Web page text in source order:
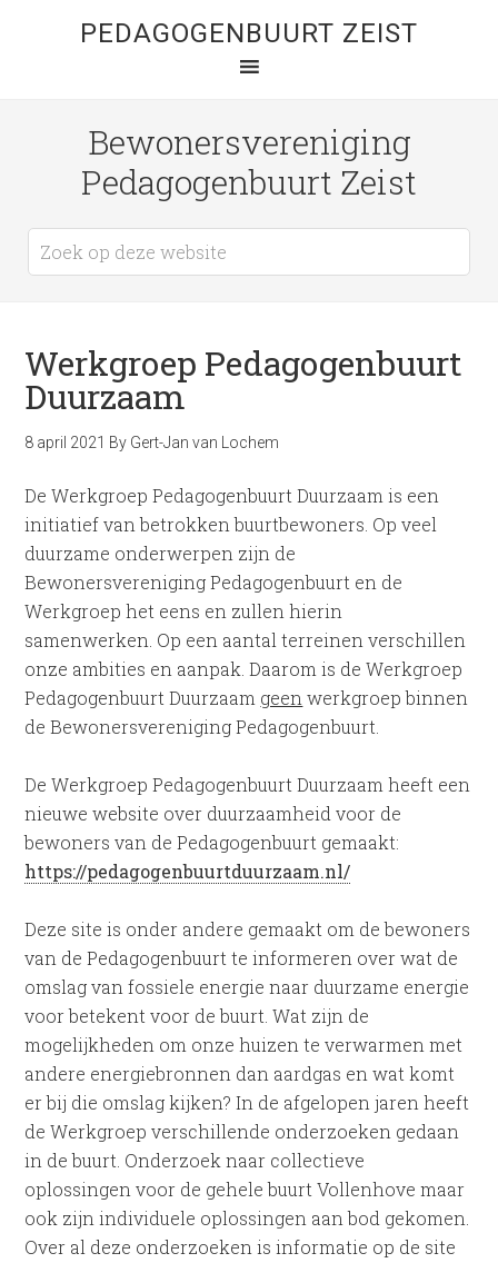
PEDAGOGENBUURT ZEIST
Bewonersvereniging
Pedagogenbuurt Zeist
Werkgroep Pedagogenbuurt
Duurzaam
8 april 2021 By Gert-Jan van Lochem
De Werkgroep Pedagogenbuurt Duurzaam is een
initiatief van betrokken buurtbewoners. Op veel
duurzame onderwerpen zijn de
Bewonersvereniging Pedagogenbuurt en de
Werkgroep het eens en zullen hierin
samenwerken. Op een aantal terreinen verschillen
onze ambities en aanpak. Daarom is de Werkgroep
Pedagogenbuurt Duurzaam geen werkgroep binnen
de Bewonersvereniging Pedagogenbuurt.
De Werkgroep Pedagogenbuurt Duurzaam heeft een
nieuwe website over duurzaamheid voor de
bewoners van de Pedagogenbuurt gemaakt:
https://pedagogenbuurtduurzaam.nl/
Deze site is onder andere gemaakt om de bewoners
van de Pedagogenbuurt te informeren over wat de
omslag van fossiele energie naar duurzame energie
voor betekent voor de buurt. Wat zijn de
mogelijkheden om onze huizen te verwarmen met
andere energiebronnen dan aardgas en wat komt
er bij die omslag kijken? In de afgelopen jaren heeft
de Werkgroep verschillende onderzoeken gedaan
in de buurt. Onderzoek naar collectieve
oplossingen voor de gehele buurt Vollenhove maar
ook zijn individuele oplossingen aan bod gekomen.
Over al deze onderzoeken is informatie op de site